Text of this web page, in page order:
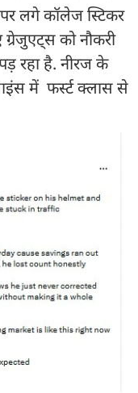
लगे कॉलेज स्टिकर
को नौकरी
रहा है. नीरज के
में फर्स्ट क्लास से